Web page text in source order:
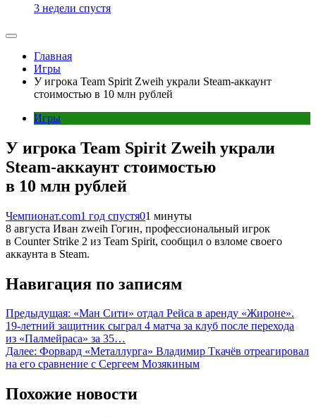
3 недели спустя
Главная
Игры
У игрока Team Spirit Zweih украли Steam-аккаунт
стоимостью в 10 млн рублей
Игры
У игрока Team Spirit Zweih украли
Steam-аккаунт стоимостью
в 10 млн рублей
Чемпионат.com1 год спустя01 минуты
8 августа Иван zweih Гогин, профессиональный игрок
в Counter Strike 2 из Team Spirit, сообщил о взломе своего
аккаунта в Steam.
Навигация по записям
Предыдущая: «Ман Сити» отдал Рейса в аренду «Жироне».
19-летний защитник сыграл 4 матча за клуб после перехода
из «Палмейраса» за 35…
Далее: Форвард «Металлурга» Владимир Ткачёв отреагировал
на его сравнение с Сергеем Мозякиным
Похожие новости